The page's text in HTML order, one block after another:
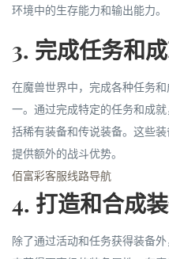
环境中的生存能力和输出能力。
3. 完成任务和
在魔兽世界中，完成各种任务
一。通过完成特定的任务和成
括稀有装备和传说装备。这些
提供额外的战斗优势。
佰富彩客服线路导航
4. 打造和合成
除了通过活动和任务获得装备